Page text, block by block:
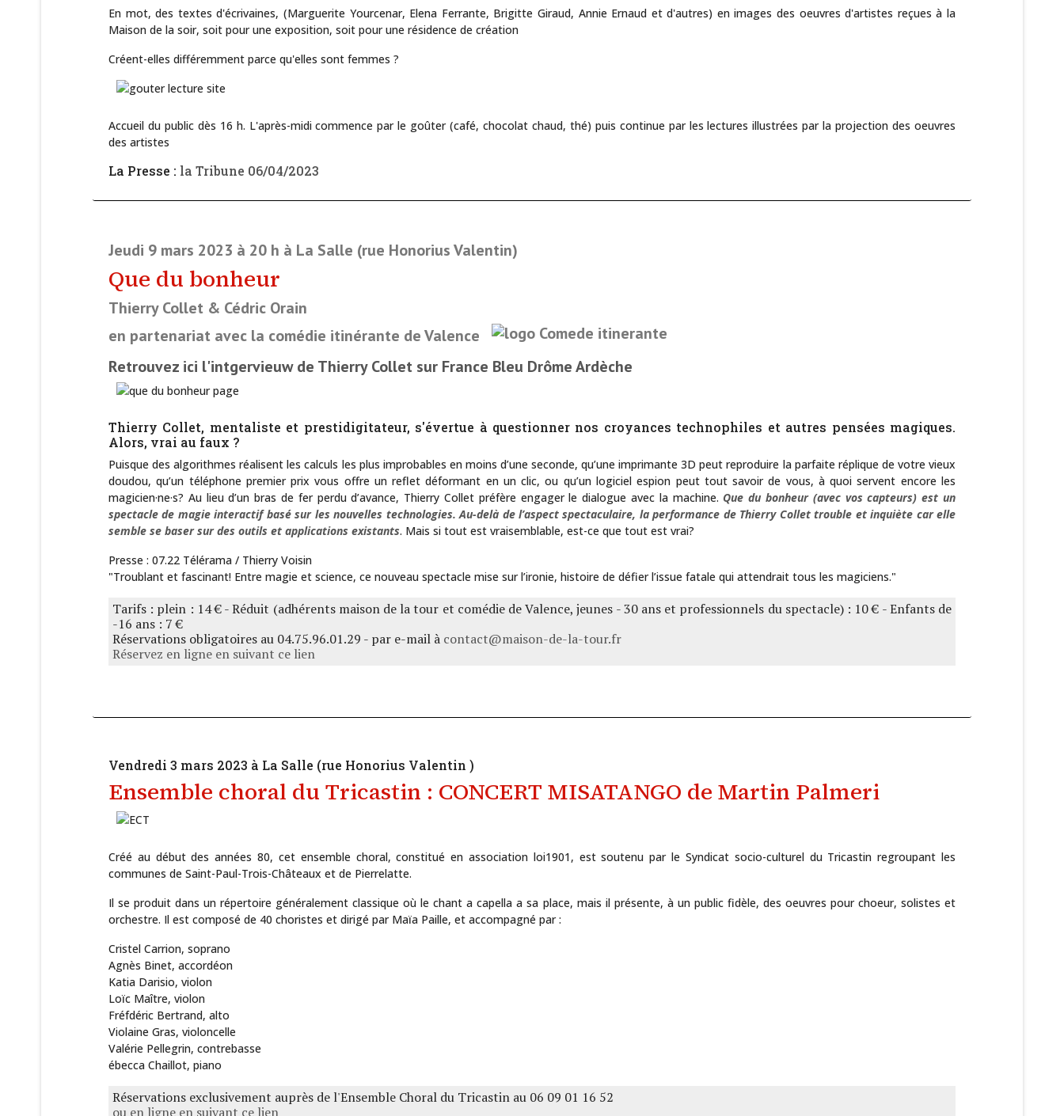
En mot, des textes d'écrivaines, (Marguerite Yourcenar, Elena Ferrante, Brigitte Giraud, Annie Ernaud et d'autres) en images des oeuvres d'artistes reçues à la
Maison de la soir, soit pour une exposition, soit pour une résidence de création
Créent-elles différemment parce qu'elles sont femmes ?
Accueil du public dès 16 h. L'après-midi commence par le goûter (café, chocolat chaud, thé) puis continue par les lectures illustrées par la projection des oeuvres
des artistes
La Presse : la Tribune 06/04/2023
Jeudi 9 mars 2023 à 20 h à La Salle (rue Honorius Valentin)
Que du bonheur
Thierry Collet & Cédric Orain
en partenariat avec la comédie itinérante de Valence
Retrouvez ici l'intgervieuw de Thierry Collet sur France Bleu Drôme Ardèche
Thierry Collet, mentaliste et prestidigitateur, s'évertue à questionner nos croyances technophiles et autres pensées magiques.
Alors, vrai au faux ?
Puisque des algorithmes réalisent les calculs les plus improbables en moins d’une seconde, qu’une imprimante 3D peut reproduire la parfaite réplique de votre vieux
doudou, qu’un téléphone premier prix vous offre un reflet déformant en un clic, ou qu’un logiciel espion peut tout savoir de vous, à quoi servent encore les
magicien·ne·s? Au lieu d’un bras de fer perdu d’avance, Thierry Collet préfère engager le dialogue avec la machine. Que du bonheur (avec vos capteurs) est un
spectacle de magie interactif basé sur les nouvelles technologies. Au-delà de l’aspect spectaculaire, la performance de Thierry Collet trouble et inquiète car elle
semble se baser sur des outils et applications existants. Mais si tout est vraisemblable, est-ce que tout est vrai?
Presse : 07.22 Télérama / Thierry Voisin
"Troublant et fascinant! Entre magie et science, ce nouveau spectacle mise sur l’ironie, histoire de défier l’issue fatale qui attendrait tous les magiciens."
Tarifs : plein : 14 € - Réduit (adhérents maison de la tour et comédie de Valence, jeunes - 30 ans et professionnels du spectacle) : 10 € - Enfants de
-16 ans : 7 €
Réservations obligatoires au 04.75.96.01.29 - par e-mail à contact@maison-de-la-tour.fr
Réservez en ligne en suivant ce lien
Vendredi 3 mars 2023 à La Salle (rue Honorius Valentin )
Ensemble choral du Tricastin : CONCERT MISATANGO de Martin Palmeri
Créé au début des années 80, cet ensemble choral, constitué en association loi1901, est soutenu par le Syndicat socio-culturel du Tricastin regroupant les
communes de Saint-Paul-Trois-Châteaux et de Pierrelatte.
Il se produit dans un répertoire généralement classique où le chant a capella a sa place, mais il présente, à un public fidèle, des oeuvres pour choeur, solistes et
orchestre. Il est composé de 40 choristes et dirigé par Maïa Paille, et accompagné par :
Cristel Carrion, soprano
Agnès Binet, accordéon
Katia Darisio, violon
Loïc Maître, violon
Fréfdéric Bertrand, alto
Violaine Gras, violoncelle
Valérie Pellegrin, contrebasse
ébecca Chaillot, piano
Réservations exclusivement auprès de l'Ensemble Choral du Tricastin au 06 09 01 16 52
ou en ligne en suivant ce lien